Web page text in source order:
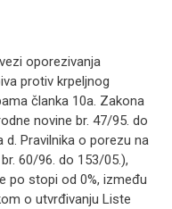
oporezivanja
protiv krpeljnog
članka 10a. Zakona
novine br. 47/95. do
Pravilnika o porezu na
60/96. do 153/05.),
po stopi od 0%, između
o utvrđivanju Liste